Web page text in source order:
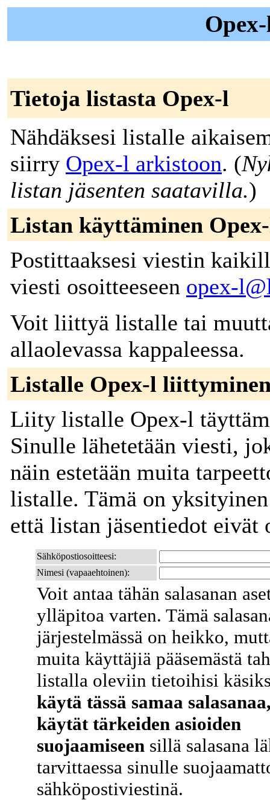
Tietoja listasta Opex-l
Nähdäksesi listalle
siirry Opex-l arkistoon. (
listan jäsenten saatavilla.)
Listan käyttäminen
Postittaaksesi viestin
viesti osoitteeseen opex-
Voit liittyä listalle tai
allaolevassa kappaleessa.
Listalle Opex-l
Liity listalle Opex-l
Sinulle lähetetään viesti,
näin estetään muita
listalle. Tämä on
että listan jäsentiedot
Sähköpostiosoitteesi:
Nimesi (vapaaehtoinen):
Voit antaa tähän salasanan
ylläpitoa varten. Tämä
järjestelmässä on heikko,
muita käyttäjiä pääsemästä
listalla oleviin tietoihisi
käytä tässä samaa
käytät tärkeiden asioiden
suojaamiseen sillä salasana
tarvittaessa sinulle
sähköpostiviestinä.